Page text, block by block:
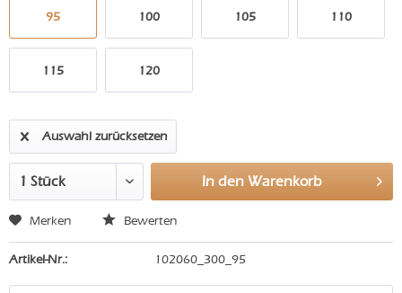
95 100 105 110
115 120
Auswahl zurücksetzen
In den Warenkorb
Merken Bewerten
Artikel-Nr.: 102060_300_95